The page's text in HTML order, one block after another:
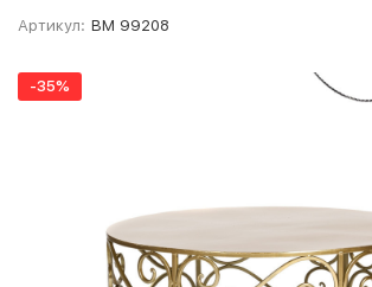
Артикул: BM 99208
-35%